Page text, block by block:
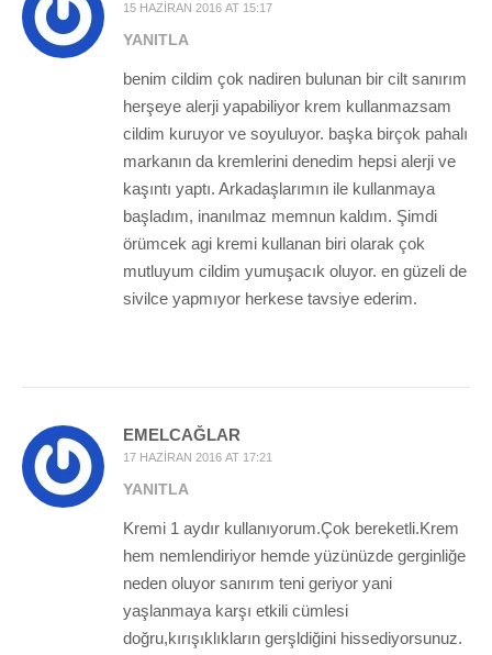
15 HAZIRAN 2016 AT 15:17
YANITLA
benim cildim çok nadiren bulunan bir cilt sanırım
herşeye alerji yapabiliyor krem kullanmazsam
cildim kuruyor ve soyuluyor. başka birçok pahalı
markanın da kremlerini denedim hepsi alerji ve
kaşıntı yaptı. Arkadaşlarımın ile kullanmaya
başladım, inanılmaz memnun kaldım. Şimdi
örümcek agi kremi kullanan biri olarak çok
mutluyum cildim yumuşacık oluyor. en güzeli de
sivilce yapmıyor herkese tavsiye ederim.
EMELCAĞLAR
17 HAZIRAN 2016 AT 17:21
YANITLA
Kremi 1 aydır kullanıyorum.Çok bereketli.Krem
hem nemlendiriyor hemde yüzünüzde gerginliğe
neden oluyor sanırım teni geriyor yani
yaşlanmaya karşı etkili cümlesi
doğru,kırışıklıkların gerşldiğini hissediyorsunuz.